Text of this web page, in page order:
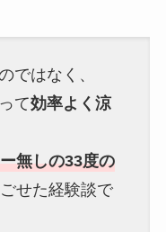
ではなく、
て効率よく涼
無しの33度の
せた経験談で